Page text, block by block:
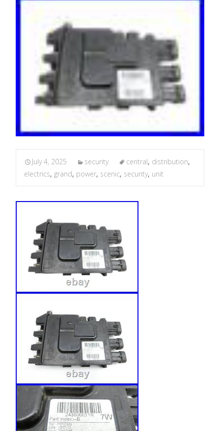
July 4, 2025 security central, distribution,
electrics, grand, power, scenic, security, unit